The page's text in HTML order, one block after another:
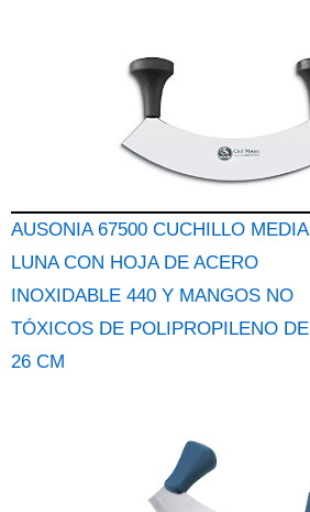
AUSONIA 67500 CUCHILLO MEDIA
LUNA CON HOJA DE ACERO
INOXIDABLE 440 Y MANGOS NO
TÓXICOS DE POLIPROPILENO DE
26 CM